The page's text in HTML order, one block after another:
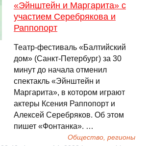
«Эйнштейн и Маргарита» с
участием Серебрякова и
Раппопорт
Театр-фестиваль «Балтийский
дом» (Санкт-Петербург) за 30
минут до начала отменил
спектакль «Эйнштейн и
Маргарита», в котором играют
актеры Ксения Раппопорт и
Алексей Серебряков. Об этом
пишет «Фонтанка». …
Общество, регионы